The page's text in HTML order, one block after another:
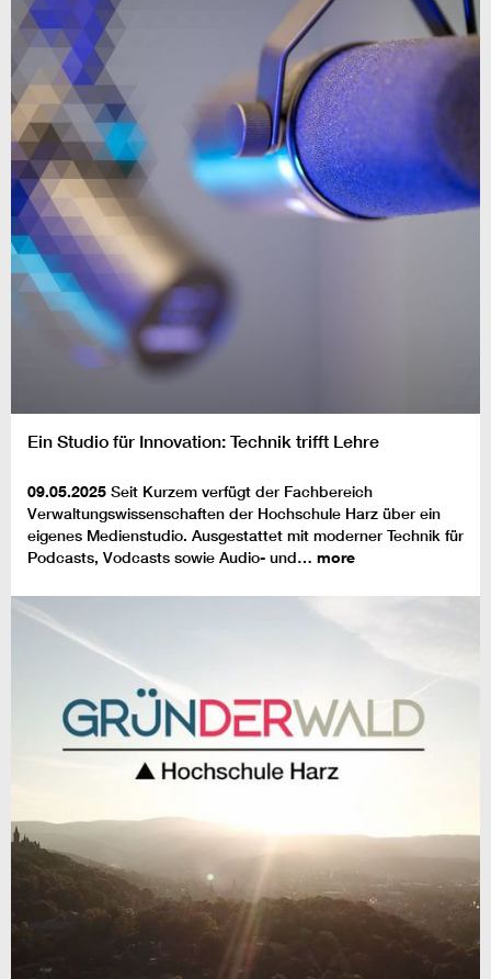
Ein Studio für Innovation: Technik trifft Lehre
09.05.2025 Seit Kurzem verfügt der Fachbereich
Verwaltungswissenschaften der Hochschule Harz über ein
eigenes Medienstudio. Ausgestattet mit moderner Technik für
Podcasts, Vodcasts sowie Audio- und… more